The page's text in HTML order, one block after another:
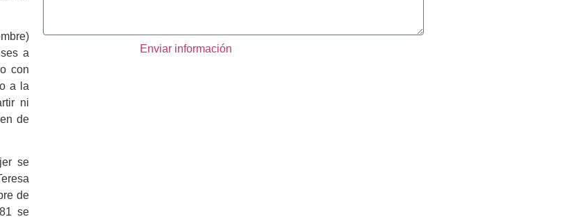
a
con
a la
ni
de
se
de
se
Enviar información